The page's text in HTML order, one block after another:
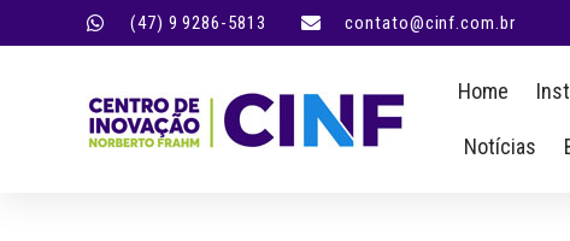
(47) 9 9286-5813 contato@cinf.com.br
Home
Notícias